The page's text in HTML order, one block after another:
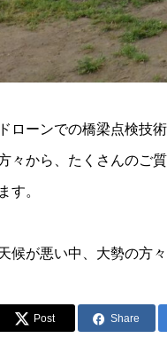
ドローンでの橋梁点検技
々から、たくさんのご
ます。
候が悪い中、大勢の方
Post Share